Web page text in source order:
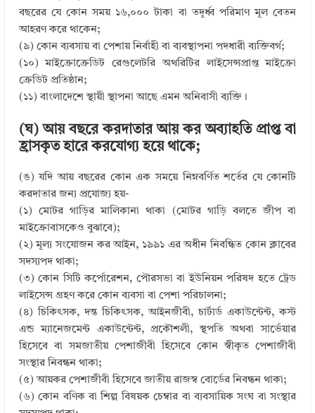
বছরের যে কোন সময় ১৬,০০০ টাকা বা তদূর্ধ্ব পরিমাণ মূল বেতন
আহরণ করে থাকেন;
(৯) কোন ব্যবসায় বা পেশায় নির্বাহী বা ব্যবস্থাপনা পদধারী ব্যক্তিবর্গ;
(১০) মাইক্রোক্রেডিট রেগুলেটরি অথরিটির লাইসেন্সপ্রাপ্ত মাইক্রো
ক্রেডিট প্রতিষ্ঠান;
(১১) বাংলাদেশে স্থায়ী স্থাপনা আছে এমন অনিবাসী ব্যক্তি।
(ঘ) আয় বছরে করদাতার আয় কর অব্যাহতি প্রাপ্ত বা
হ্রাসকৃত হারে করযোগ্য হয়ে থাকে;
(ঙ) যদি আয় বছরের কোন এক সময়ে নিম্নবর্ণিত শর্তের যে কোনটি
করদাতার জন্য প্রযোজ্য হয়-
(১) মোটর গাড়ির মালিকানা থাকা (মোটর গাড়ি বলতে জীপ বা
মাইক্রোবাসকেও বুঝাবে);
(২) মূল্য সংযোজন কর আইন, ১৯৯১ এর অধীন নিবন্ধিত কোন ক্লাবের
সদস্যপদ থাকা;
(৩) কোন সিটি কর্পোরেশন, পৌরসভা বা ইউনিয়ন পরিষদ হতে ট্রেড
লাইসেন্স গ্রহণ করে কোন ব্যবসা বা পেশা পরিচালনা;
(৪) চিকিৎসক, দন্ত চিকিৎসক, আইনজীবী, চার্টার্ড একাউন্টেন্ট, কস্ট
এন্ড ম্যানেজমেন্ট একাউন্টেন্ট, প্রকৌশলী, স্থপতি অথবা সার্ভেয়ার
হিসেবে বা সমজাতীয় পেশাজীবী হিসেবে কোন স্বীকৃত পেশাজীবী
সংস্থার নিবন্ধন থাকা;
(৫) আয়কর পেশাজীবী হিসেবে জাতীয় রাজস্ব বোর্ডের নিবন্ধন থাকা;
(৬) কোন বণিক বা শিল্প বিষয়ক চেম্বার বা ব্যবসায়িক সংঘ বা সংস্থার